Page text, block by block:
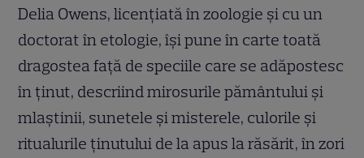
Delia Owens, licențiată în zoologie și cu un
doctorat în etologie, își pune în carte toată
dragostea față de speciile care se adăpostesc
în ținut, descriind mirosurile pământului și
mlaștinii, sunetele și misterele, culorile și
ritualurile ținutului de la apus la răsărit, în zori